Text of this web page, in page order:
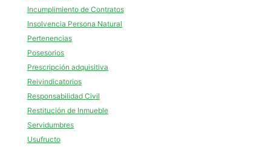
Incumplimiento de Contratos
Insolvencia Persona Natural
Pertenencias
Posesorios
Prescripción adquisitiva
Reivindicatorios
Responsabilidad Civil
Restitución de Inmueble
Servidumbres
Usufructo